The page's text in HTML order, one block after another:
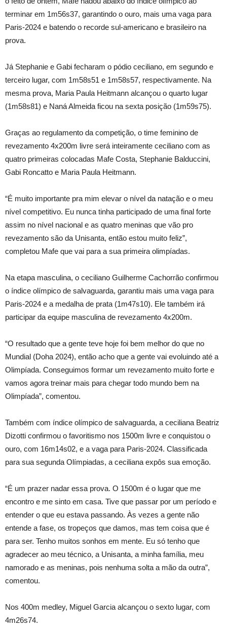
terminar em 1m56s37, garantindo o ouro, mais uma vaga para
Paris-2024 e batendo o recorde sul-americano e brasileiro na
prova.
Já Stephanie e Gabi fecharam o pódio ceciliano, em segundo e
terceiro lugar, com 1m58s51 e 1m58s57, respectivamente. Na
mesma prova, Maria Paula Heitmann alcançou o quarto lugar
(1m58s81) e Naná Almeida ficou na sexta posição (1m59s75).
Graças ao regulamento da competição, o time feminino de
revezamento 4x200m livre será inteiramente ceciliano com as
quatro primeiras colocadas Mafe Costa, Stephanie Balduccini,
Gabi Roncatto e Maria Paula Heitmann.
“É muito importante pra mim elevar o nível da natação e o meu
nível competitivo. Eu nunca tinha participado de uma final forte
assim no nível nacional e as quatro meninas que vão pro
revezamento são da Unisanta, então estou muito feliz”,
completou Mafe que vai para a sua primeira olimpíadas.
Na etapa masculina, o ceciliano Guilherme Cachorrão confirmou
o índice olímpico de salvaguarda, garantiu mais uma vaga para
Paris-2024 e a medalha de prata (1m47s10). Ele também irá
participar da equipe masculina de revezamento 4x200m.
“O resultado que a gente teve hoje foi bem melhor do que no
Mundial (Doha 2024), então acho que a gente vai evoluindo até a
Olimpíada. Conseguimos formar um revezamento muito forte e
vamos agora treinar mais para chegar todo mundo bem na
Olimpíada”, comentou.
Também com índice olímpico de salvaguarda, a ceciliana Beatriz
Dizotti confirmou o favoritismo nos 1500m livre e conquistou o
ouro, com 16m14s02, e a vaga para Paris-2024. Classificada
para sua segunda Olímpiadas, a ceciliana expôs sua emoção.
“É um prazer nadar essa prova. O 1500m é o lugar que me
encontro e me sinto em casa. Tive que passar por um período e
entender o que eu estava passando. Às vezes a gente não
entende a fase, os tropeços que damos, mas tem coisa que é
para ser. Tenho muitos sonhos em mente. Eu só tenho que
agradecer ao meu técnico, a Unisanta, a minha família, meu
namorado e as meninas, pois nenhuma solta a mão da outra”,
comentou.
Nos 400m medley, Miguel Garcia alcançou o sexto lugar, com
4m26s74.